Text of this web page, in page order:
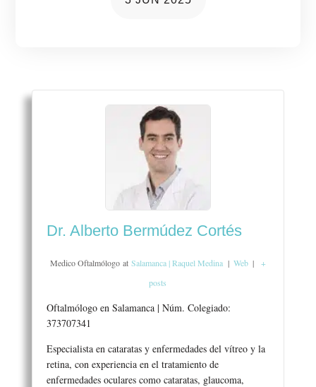
Dr. Alberto Bermúdez Cortés
Medico Oftalmólogo at Salamanca | Raquel Medina | Web |
+
posts
Oftalmólogo en Salamanca | Núm. Colegiado:
373707341
Especialista en cataratas y enfermedades del vítreo y la
retina, con experiencia en el tratamiento de
enfermedades oculares como cataratas, glaucoma,